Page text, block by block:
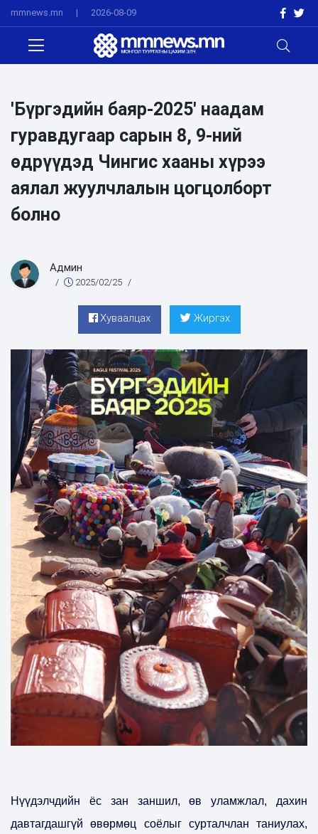
mmnews.mn | 2026-08-09
'Бүргэдийн баяр-2025' наадам
гуравдугаар сарын 8, 9-ний
өдрүүдэд Чингис хааны хүрээ
аялал жуулчлалын цогцолборт
болно
Админ
/ 2025/02/25 /
Хуваалцах Жиргэх
Нүүдэлчдийн ёс зан заншил, өв уламжлал, дахин
давтагдашгүй өвөрмөц соёлыг сурталчлан таниулах,